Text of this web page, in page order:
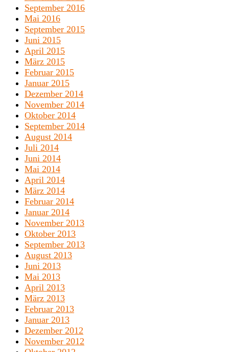
September 2016
Mai 2016
September 2015
Juni 2015
April 2015
März 2015
Februar 2015
Januar 2015
Dezember 2014
November 2014
Oktober 2014
September 2014
August 2014
Juli 2014
Juni 2014
Mai 2014
April 2014
März 2014
Februar 2014
Januar 2014
November 2013
Oktober 2013
September 2013
August 2013
Juni 2013
Mai 2013
April 2013
März 2013
Februar 2013
Januar 2013
Dezember 2012
November 2012